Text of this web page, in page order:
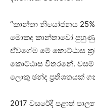
“කාන්තා නියෝජනය
මොකද කාන්තාවෝ පුහුණු
ඒවගේම මේ කොට්ඨාස
කොට්ඨාස විතරනේ.
ලොකු ඡන්ද ප්‍රතිශතයක්
2017 වසරේදී පළාත්